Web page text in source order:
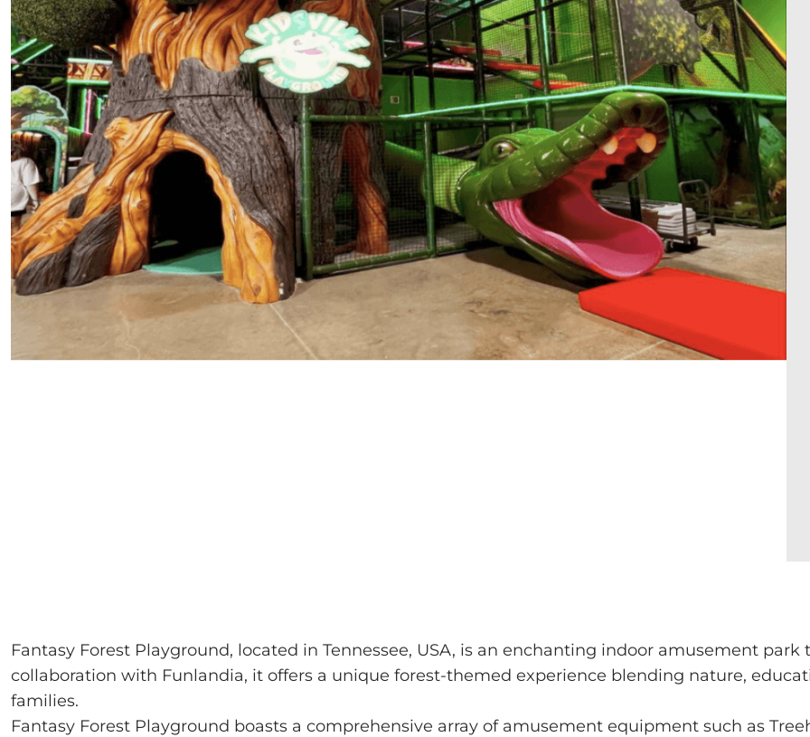
Fantasy Forest Playground, located in Tennessee, USA, is an enchanting indoor amusement
collaboration with Funlandia, it offers a unique forest-themed experience blending nature,
families.
Fantasy Forest Playground boasts a comprehensive array of amusement equipment such as